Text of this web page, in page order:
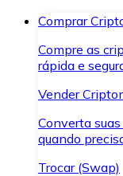
Comprar
Compre as
rápida e
Vender
Converta
quando
Trocar (Swap)